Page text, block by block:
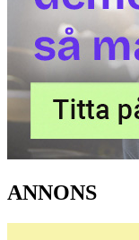
ANNONS